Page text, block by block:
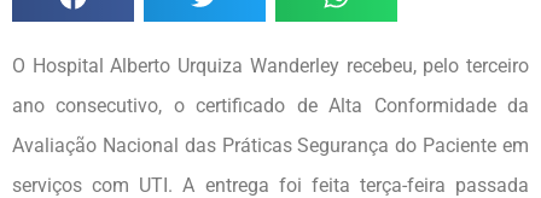
O Hospital Alberto Urquiza Wanderley recebeu, pelo terceiro
ano consecutivo, o certificado de Alta Conformidade da
Avaliação Nacional das Práticas Segurança do Paciente em
serviços com UTI. A entrega foi feita terça-feira passada